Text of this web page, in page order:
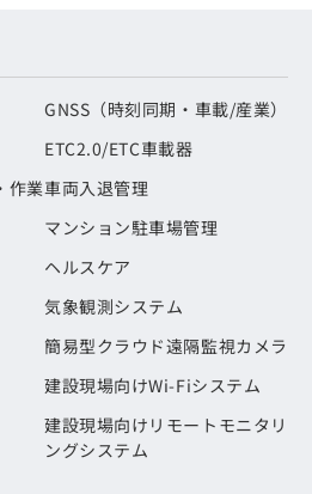
作業
GNSS（時刻同期・車載/産業）
ETC2.0/ETC車載器
車両入退管理
マンション駐車場管理
ヘルスケア
気象観測システム
簡易型クラウド遠隔監視カメラ
建設現場向けWi-Fiシステム
建設現場向けリモートモニタリ
ングシステム